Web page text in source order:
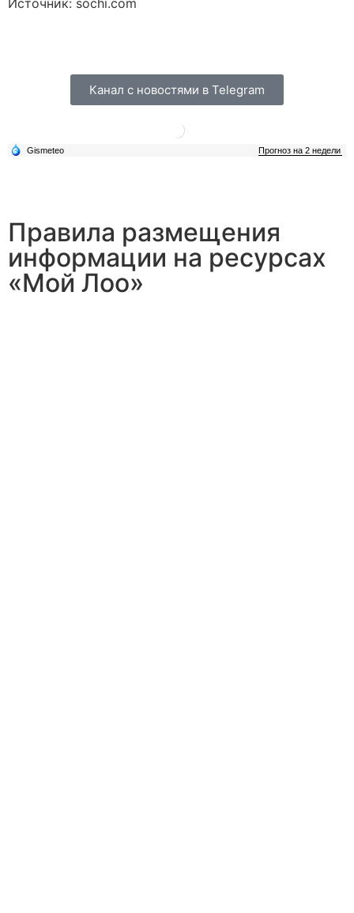
Канал с новостями в Telegram
Правила размещения
информации на ресурсах
«Мой Лоо»